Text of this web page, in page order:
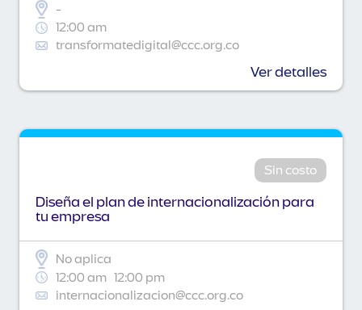
-
12:00 am
transformatedigital@ccc.org.co
Ver detalles
Sin costo
Diseña el plan de internacionalización para
tu empresa
No aplica
12:00 am 12:00 pm
internacionalizacion@ccc.org.co